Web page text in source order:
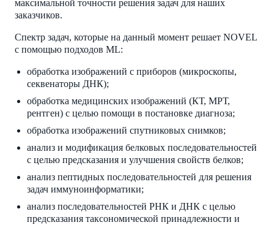
максимальной точности решения задач для наших
заказчиков.
Спектр задач, которые на данный момент решает NOVEL
с помощью подходов ML:
обработка изображений с приборов (микроскопы,
секвенаторы ДНК);
обработка медицинских изображений (КТ, МРТ,
рентген) с целью помощи в постановке диагноза;
обработка изображений спутниковых снимков;
анализ и модификация белковых последовательностей
с целью предсказания и улучшения свойств белков;
анализ пептидных последовательностей для решения
задач иммуноинформатики;
анализ последовательностей РНК и ДНК с целью
предсказания таксономической принадлежности и